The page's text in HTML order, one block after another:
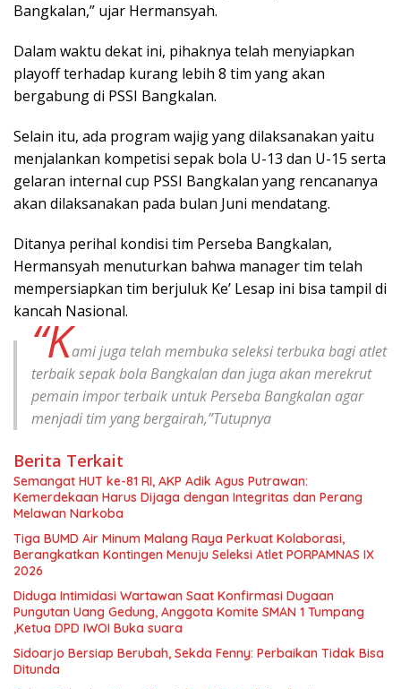
Bangkalan,” ujar Hermansyah.
Dalam waktu dekat ini, pihaknya telah menyiapkan
playoff terhadap kurang lebih 8 tim yang akan
bergabung di PSSI Bangkalan.
Selain itu, ada program wajig yang dilaksanakan yaitu
menjalankan kompetisi sepak bola U-13 dan U-15 serta
gelaran internal cup PSSI Bangkalan yang rencananya
akan dilaksanakan pada bulan Juni mendatang.
Ditanya perihal kondisi tim Perseba Bangkalan,
Hermansyah menuturkan bahwa manager tim telah
mempersiapkan tim berjuluk Ke’ Lesap ini bisa tampil di
kancah Nasional.
“Kami juga telah membuka seleksi terbuka bagi atlet
terbaik sepak bola Bangkalan dan juga akan merekrut
pemain impor terbaik untuk Perseba Bangkalan agar
menjadi tim yang bergairah,”Tutupnya
Berita Terkait
Semangat HUT ke-81 RI, AKP Adik Agus Putrawan:
Kemerdekaan Harus Dijaga dengan Integritas dan Perang
Melawan Narkoba
Tiga BUMD Air Minum Malang Raya Perkuat Kolaborasi,
Berangkatkan Kontingen Menuju Seleksi Atlet PORPAMNAS IX
2026
Diduga Intimidasi Wartawan Saat Konfirmasi Dugaan
Pungutan Uang Gedung, Anggota Komite SMAN 1 Tumpang
,Ketua DPD IWOI Buka suara
Sidoarjo Bersiap Berubah, Sekda Fenny: Perbaikan Tidak Bisa
Ditunda